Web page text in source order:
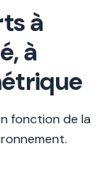
à
à
fonction de la